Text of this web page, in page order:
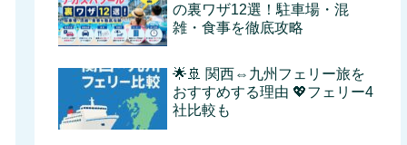
の裏ワザ12選！駐車場・混
雑・食事を徹底攻略
🌟🚢 関西⇔九州フェリー旅を
おすすめする理由 💖フェリー4
社比較も